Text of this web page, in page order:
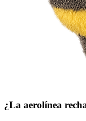
¿La aerolínea